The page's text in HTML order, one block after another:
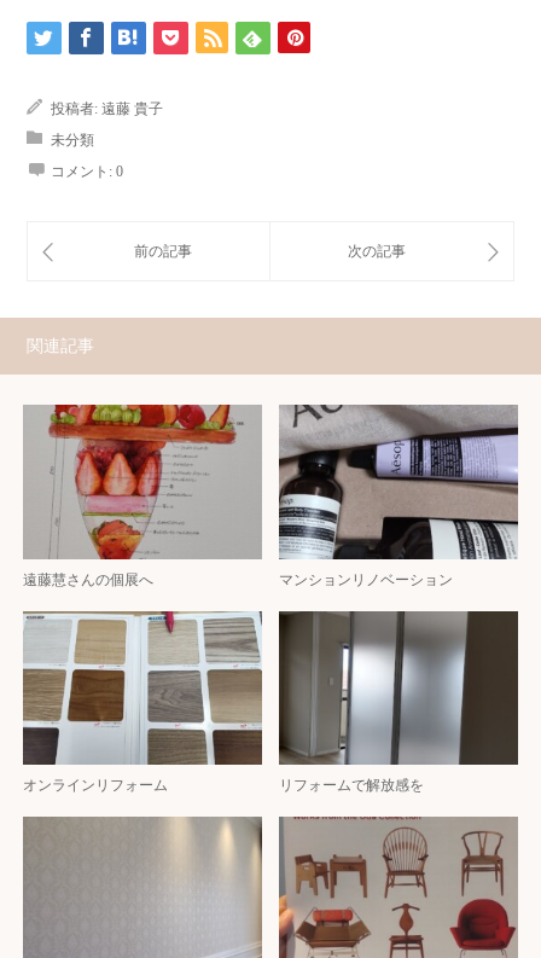
投稿者: 遠藤 貴子
未分類
コメント: 0
関連記事
遠藤慧さんの個展へ マンションリノベーション
オンラインリフォーム リフォームで解放感を